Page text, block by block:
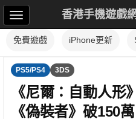
香港手機遊戲
免費遊戲 iPhone更新
PS5/PS4 3DS
《尼爾：自動人形
《偽裝者》破150萬